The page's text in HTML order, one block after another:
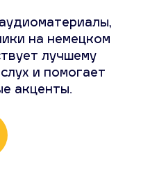
на немецком
лучшему
и помогает
акценты.